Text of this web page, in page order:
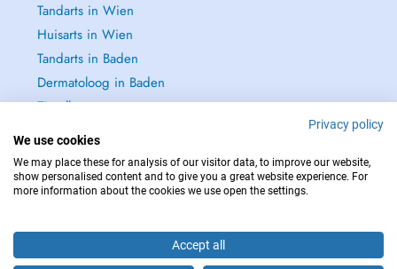
Tandarts in Wien
Huisarts in Wien
Tandarts in Baden
Dermatoloog in Baden
Zie alle →
NEEM IN GEVAL VAN NOOD CONTACT OP MET : 112
Privacy policy
We use cookies
We may place these for analysis of our visitor data, to improve our website,
show personalised content and to give you a great website experience. For
more information about the cookies we use open the settings.
Accept all